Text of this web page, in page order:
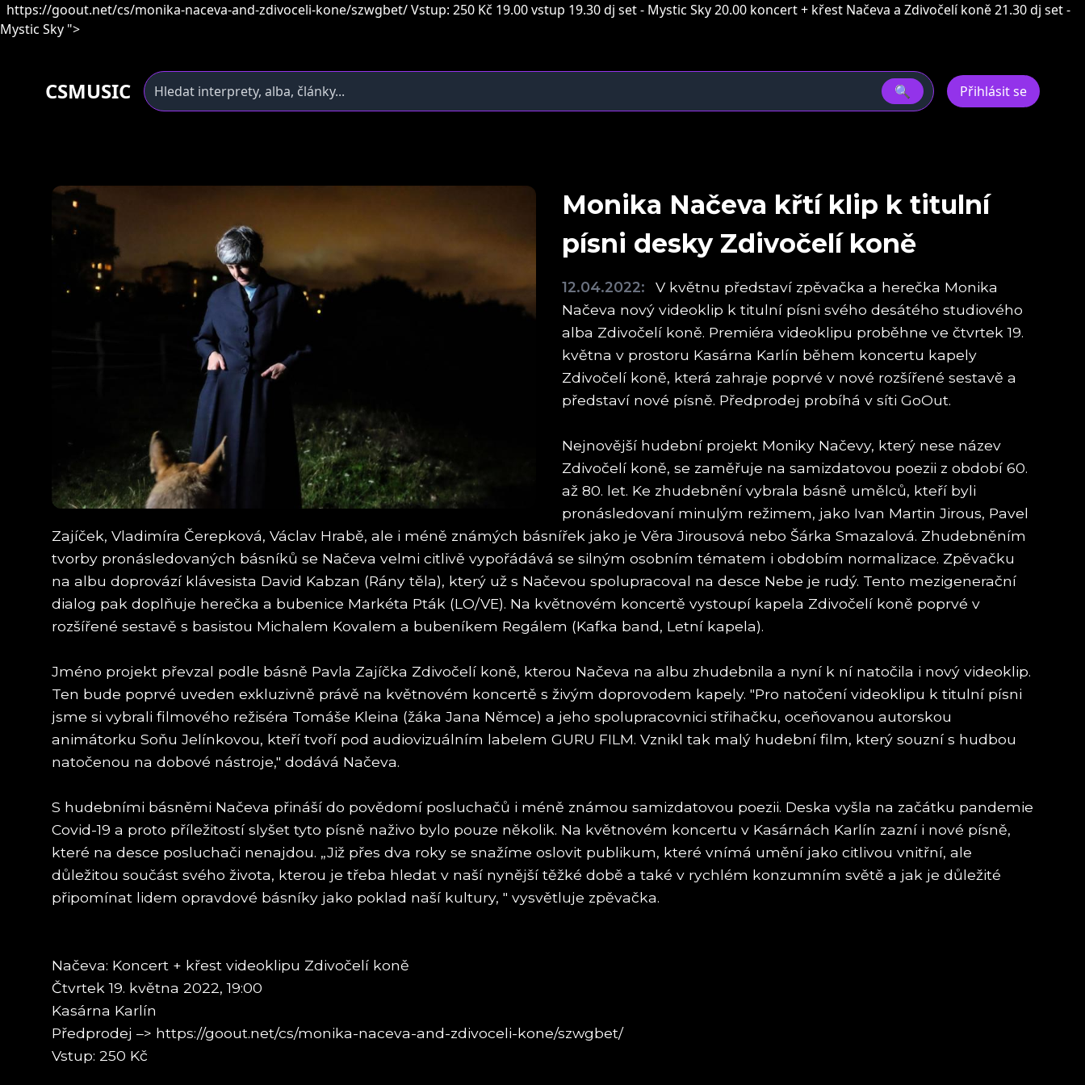
https://goout.net/cs/monika-naceva-and-zdivoceli-kone/szwgbet/ Vstup: 250 Kč 19.00 vstup 19.30 dj set - Mystic Sky 20.00 koncert + křest Načeva a Zdivočelí koně 21.30 dj set -
Mystic Sky ">
CSMUSIC 🔍 Přihlásit se
Monika Načeva křtí klip k titulní
písni desky Zdivočelí koně
12.04.2022:
V květnu představí zpěvačka a herečka Monika
Načeva nový videoklip k titulní písni svého desátého studiového
alba Zdivočelí koně. Premiéra videoklipu proběhne ve čtvrtek 19.
května v prostoru Kasárna Karlín během koncertu kapely
Zdivočelí koně, která zahraje poprvé v nové rozšířené sestavě a
představí nové písně. Předprodej probíhá v síti GoOut.
Nejnovější hudební projekt Moniky Načevy, který nese název
Zdivočelí koně, se zaměřuje na samizdatovou poezii z období 60.
až 80. let. Ke zhudebnění vybrala básně umělců, kteří byli
pronásledovaní minulým režimem, jako Ivan Martin Jirous, Pavel
Zajíček, Vladimíra Čerepková, Václav Hrabě, ale i méně známých básnířek jako je Věra Jirousová nebo Šárka Smazalová. Zhudebněním
tvorby pronásledovaných básníků se Načeva velmi citlivě vypořádává se silným osobním tématem i obdobím normalizace. Zpěvačku
na albu doprovází klávesista David Kabzan (Rány těla), který už s Načevou spolupracoval na desce Nebe je rudý. Tento mezigenerační
dialog pak doplňuje herečka a bubenice Markéta Pták (LO/VE). Na květnovém koncertě vystoupí kapela Zdivočelí koně poprvé v
rozšířené sestavě s basistou Michalem Kovalem a bubeníkem Regálem (Kafka band, Letní kapela).
Jméno projekt převzal podle básně Pavla Zajíčka Zdivočelí koně, kterou Načeva na albu zhudebnila a nyní k ní natočila i nový videoklip.
Ten bude poprvé uveden exkluzivně právě na květnovém koncertě s živým doprovodem kapely. "Pro natočení videoklipu k titulní písni
jsme si vybrali filmového režiséra Tomáše Kleina (žáka Jana Němce) a jeho spolupracovnici střihačku, oceňovanou autorskou
animátorku Soňu Jelínkovou, kteří tvoří pod audiovizuálním labelem GURU FILM. Vznikl tak malý hudební film, který souzní s hudbou
natočenou na dobové nástroje," dodává Načeva.
S hudebními básněmi Načeva přináší do povědomí posluchačů i méně známou samizdatovou poezii. Deska vyšla na začátku pandemie
Covid-19 a proto příležitostí slyšet tyto písně naživo bylo pouze několik. Na květnovém koncertu v Kasárnách Karlín zazní i nové písně,
které na desce posluchači nenajdou. „Již přes dva roky se snažíme oslovit publikum, které vnímá umění jako citlivou vnitřní, ale
důležitou součást svého života, kterou je třeba hledat v naší nynější těžké době a také v rychlém konzumním světě a jak je důležité
připomínat lidem opravdové básníky jako poklad naší kultury, " vysvětluje zpěvačka.
Načeva: Koncert + křest videoklipu Zdivočelí koně
Čtvrtek 19. května 2022, 19:00
Kasárna Karlín
Předprodej –> https://goout.net/cs/monika-naceva-and-zdivoceli-kone/szwgbet/
Vstup: 250 Kč